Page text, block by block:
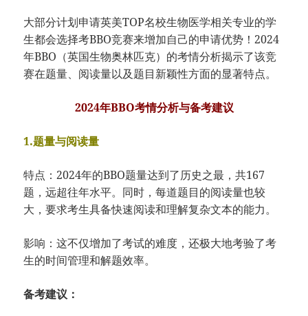
大部分计划申请英美TOP名校生物医学相关专业的学
生都会选择考BBO竞赛来增加自己的申请优势！2024
年BBO（英国生物奥林匹克）的考情分析揭示了该竞
赛在题量、阅读量以及题目新颖性方面的显著特点。
2024年BBO考情分析与备考建议
1.题量与阅读量
特点：2024年的BBO题量达到了历史之最，共167
题，远超往年水平。同时，每道题目的阅读量也较
大，要求考生具备快速阅读和理解复杂文本的能力。
影响：这不仅增加了考试的难度，还极大地考验了考
生的时间管理和解题效率。
备考建议：